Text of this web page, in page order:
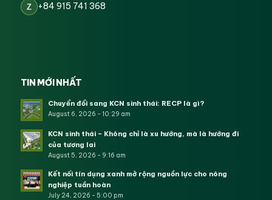
Z +84 915 741 368
TIN MỚI NHẤT
Chuyển đổi sang KCN sinh thái: RECP là gì?
August 6, 2026 - 10:29 am
KCN sinh thái – Không chỉ là xu hướng, mà là hướng đi
của tương lai
August 5, 2026 - 9:16 am
Kết nối tín dụng xanh mở rộng nguồn lực cho nông
nghiệp tuần hoàn
July 24, 2026 - 5:00 pm